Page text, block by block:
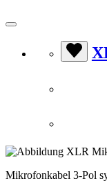
Mikrofonkabel 3-Pol